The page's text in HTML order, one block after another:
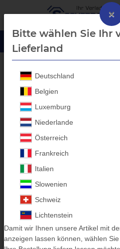
Alu - Auffahrrampen
×
Bitte wählen Sie Ihr
Lieferland
Deutschland
Belgien
Luxemburg
Niederlande
Österreich
Frankreich
Italien
Slowenien
Schweiz
Lichtenstein
Damit wir Ihnen unsere Artikel mit
anzeigen lassen können, wählen